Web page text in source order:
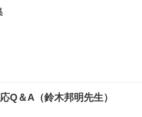
Q＆A（鈴木邦明先生）